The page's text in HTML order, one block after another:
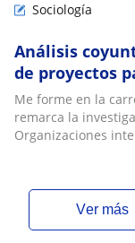
Sociología
Análisis
de proyectos
secundaria
Me forme en la
remarca la
Organizaciones
ver más